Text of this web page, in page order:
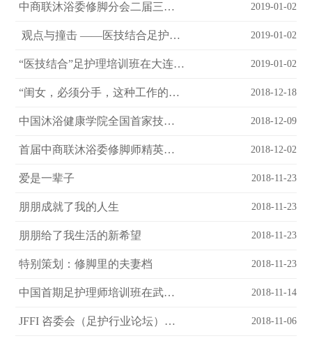
中商联沐浴委修脚分会二届三次理事会在大连举行 2019-01-02
观点与撞击 ——医技结合足护理论坛侧记 2019-01-02
“医技结合”足护理培训班在大连开班 2019-01-02
“闺女，必须分手，这种工作的男人，倒插门我都不稀罕” 2018-12-18
中国沐浴健康学院全国首家技术培训基地建立 2018-12-09
首届中商联沐浴委修脚师精英培训圆满结束 2018-12-02
爱是一辈子 2018-11-23
朋朋成就了我的人生 2018-11-23
朋朋给了我生活的新希望 2018-11-23
特别策划：修脚里的夫妻档 2018-11-23
中国首期足护理师培训班在武汉开班 2018-11-14
JFFI 咨委会（足护行业论坛）在北京隆重成立 2018-11-06